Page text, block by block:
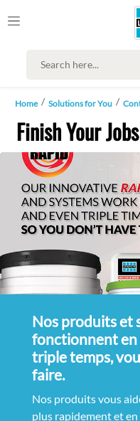
Home Solutions for You
Finish Your
Nos produits et
fonctionnent en
triple temps,
faire.
Nos produits vous
plus rapidement et